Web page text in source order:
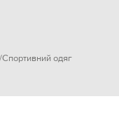
Спортивний одяг